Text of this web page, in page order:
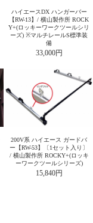
ハイエースDX ハンガーバー
【RW-13】/ 横山製作所 ROCK
Y+(ロッキーワークツールシリ
ーズ) ※マルチレールS標準装
備
33,000円
200V系 ハイエース ガードバ
ー【RW-53】〔1セット入り〕
/ 横山製作所 ROCKY+(ロッキ
ーワークツールシリーズ)
15,840円